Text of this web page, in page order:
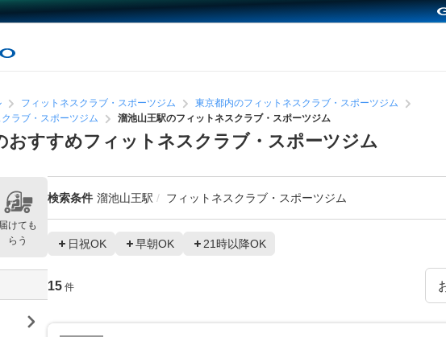
フィットネスクラブ・スポーツジム
東京都内のフィットネスクラブ・スポーツジム
ラブ・スポーツジム
溜池山王駅のフィットネスクラブ・スポーツジム
おすすめフィットネスクラブ・スポーツジム
検索条件 溜池山王駅 フィットネスクラブ・スポーツジム
日祝OK 早朝OK 21時以降OK
15 件
届けても
らう